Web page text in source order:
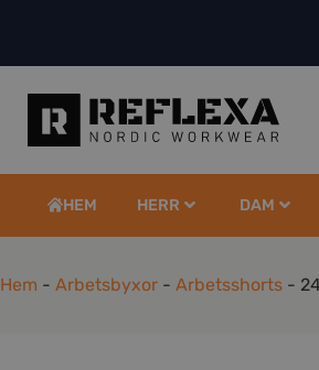
HEM HERR DAM
Hem - Arbetsbyxor - Arbetsshorts -